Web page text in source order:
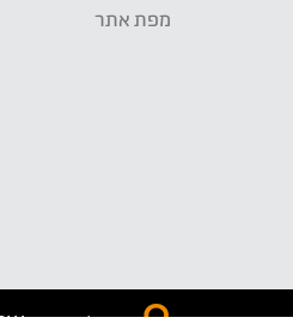
מפת אתר
התשלום באתר WOW מאובטח בטכנולוגית SSL